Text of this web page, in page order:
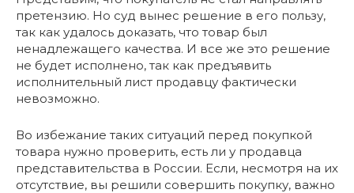
претензию. Но суд вынес решение в его пользу,
так как удалось доказать, что товар был
ненадлежащего качества. И все же это решение
не будет исполнено, так как предъявить
исполнительный лист продавцу фактически
невозможно.
Во избежание таких ситуаций перед покупкой
товара нужно проверить, есть ли у продавца
представительства в России. Если, несмотря на их
отсутствие, вы решили совершить покупку, важно